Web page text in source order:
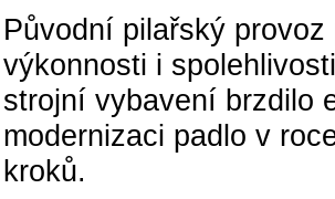
Původní pilařský
výkonnosti i
strojní vybavení brzdilo
modernizaci padlo v
kroků.